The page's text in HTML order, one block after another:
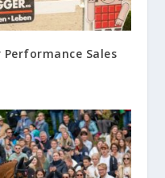
Performance Sales